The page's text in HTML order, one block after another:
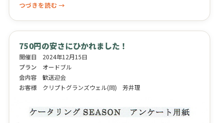
つづきを読む →
750円の安さにひかれました！
開催日
2024年12月15日
プラン
オードブル
会内容
歓送迎会
お客様
クリプトグランズウェル(同) 芳井理